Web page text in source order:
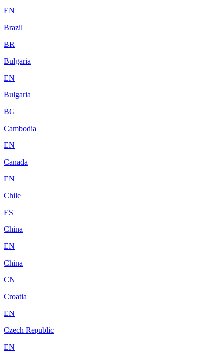
EN
Brazil
BR
Bulgaria
EN
Bulgaria
BG
Cambodia
EN
Canada
EN
Chile
ES
China
EN
China
CN
Croatia
EN
Czech Republic
EN